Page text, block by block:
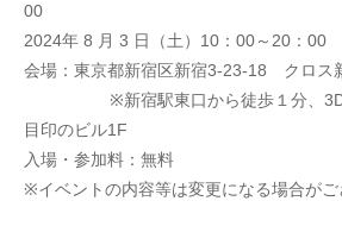
00
2024年 8 月 3 日（土）10：00～20：00
会場：東京都新宿区新宿3‐23‐18　クロス
目印のビル1F
入場・参加料：無料
※イベントの内容等は変更になる場合がご